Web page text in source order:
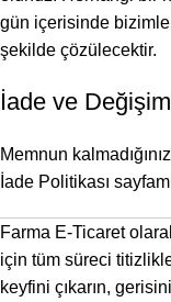
gün içerisinde
şekilde çözülecektir.
İade ve Değişim
Memnun
İade Politikası
Farma E-Ticaret
için tüm süreci
keyfini çıkarın,